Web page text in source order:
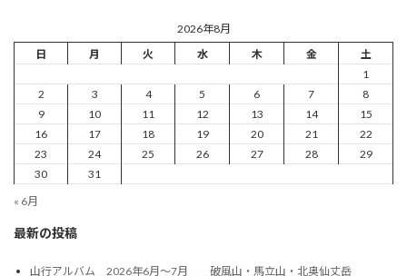
2026年8月
日
月 火 水 木 金
土
1
2
3 4 5 6 7
8
9
10 11 12 13 14
15
16
17 18 19 20 21
22
23
24 25 26 27 28
29
30
31
« 6月
最新の投稿
山行アルバム 2026年6月～7月 破風山・馬立山・北奥仙丈岳